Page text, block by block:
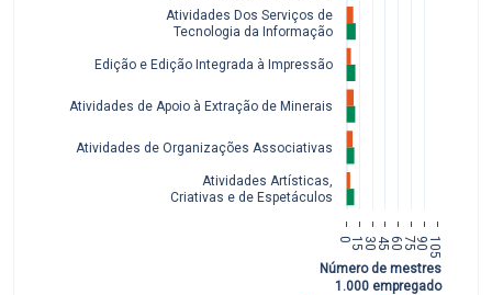
015 3045607590 105
Atividades Artísticas,
Criativas e de Espetáculos
Atividades de Organizações Associativas
Atividades de Apoio à Extração de Minerais
Edição e Edição Integrada à Impressão
Atividades Dos Serviços de
Tecnologia da Informação
Número de mestres por
1.000 empregados